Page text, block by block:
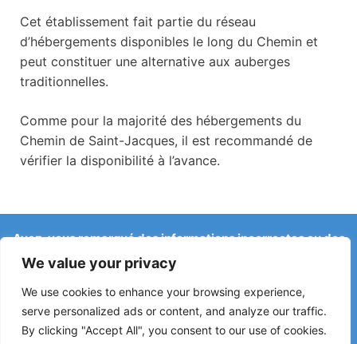
We value your privacy
We use cookies to enhance your browsing experience,
serve personalized ads or content, and analyze our traffic.
By clicking "Accept All", you consent to our use of cookies.
Cet établissement fait partie du réseau
d’hébergements disponibles le long du Chemin et
peut constituer une alternative aux auberges
traditionnelles.
Comme pour la majorité des hébergements du
Chemin de Saint-Jacques, il est recommandé de
vérifier la disponibilité à l’avance.
Avez-vous remarqué des informations incorrectes ou des
changements récents sur le Camino ?
Les signalements concernant des auberges fermées, des
inondations, des déviations, des travaux ou d’autres
changements aident à maintenir le guide à jour.